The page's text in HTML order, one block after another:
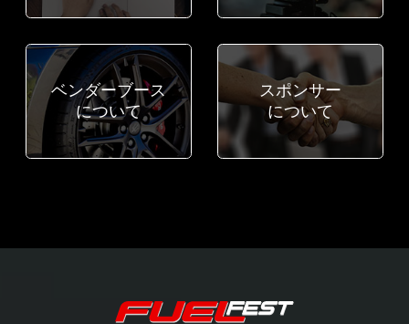
ベンダーブース
について
スポンサー
について